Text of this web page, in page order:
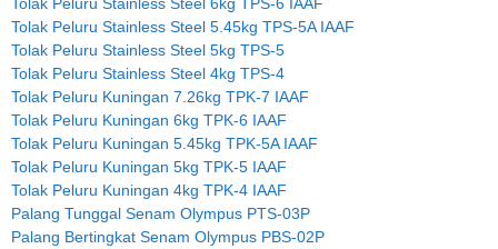
Tolak Peluru Stainless Steel 5.45kg TPS-5A IAAF
Tolak Peluru Stainless Steel 5kg TPS-5
Tolak Peluru Stainless Steel 4kg TPS-4
Tolak Peluru Kuningan 7.26kg TPK-7 IAAF
Tolak Peluru Kuningan 6kg TPK-6 IAAF
Tolak Peluru Kuningan 5.45kg TPK-5A IAAF
Tolak Peluru Kuningan 5kg TPK-5 IAAF
Tolak Peluru Kuningan 4kg TPK-4 IAAF
Palang Tunggal Senam Olympus PTS-03P
Palang Bertingkat Senam Olympus PBS-02P